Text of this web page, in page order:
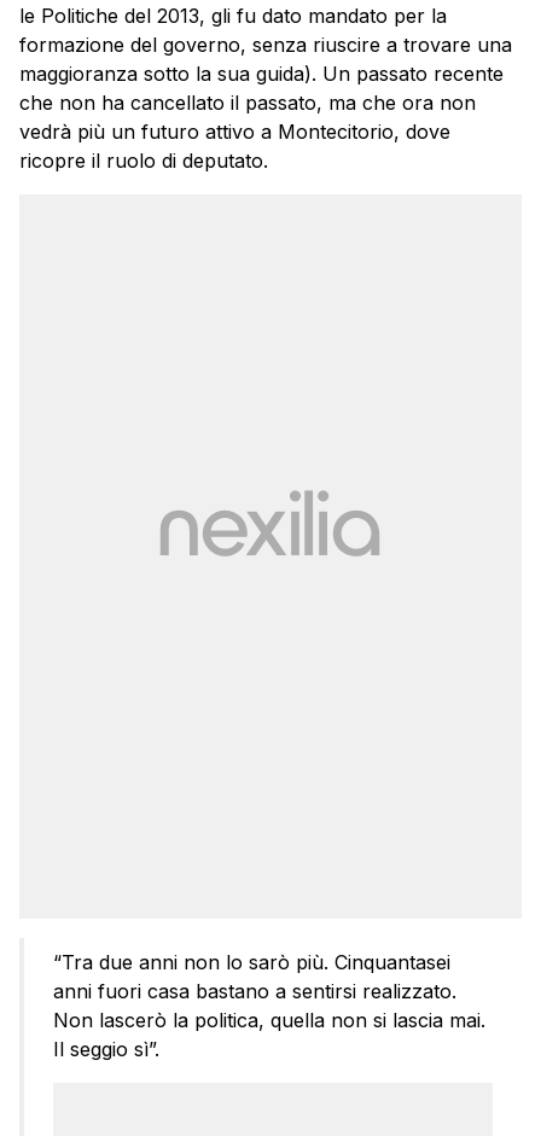
le Politiche del 2013, gli fu dato mandato per la
formazione del governo, senza riuscire a trovare una
maggioranza sotto la sua guida). Un passato recente
che non ha cancellato il passato, ma che ora non
vedrà più un futuro attivo a Montecitorio, dove
ricopre il ruolo di deputato.
“Tra due anni non lo sarò più. Cinquantasei
anni fuori casa bastano a sentirsi realizzato.
Non lascerò la politica, quella non si lascia mai.
Il seggio sì”.